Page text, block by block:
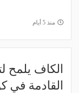
منذ 5 أيام
الكاف يلمح
القادمة في